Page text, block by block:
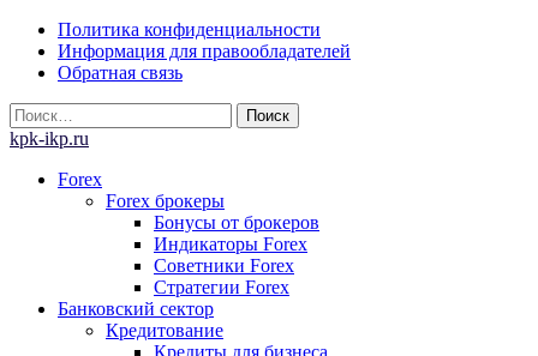
Skip
content
Политика конфиденциальности
Информация для правообладателей
Обратная связь
Найти:
kpk-ikp.ru
Forex
Forex брокеры
Бонусы от брокеров
Индикаторы Forex
Советники Forex
Стратегии Forex
Банковский сектор
Кредитование
Кредиты для бизнеса